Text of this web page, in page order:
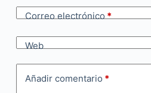
Correo electrónico*
Web
Añadir comentario *